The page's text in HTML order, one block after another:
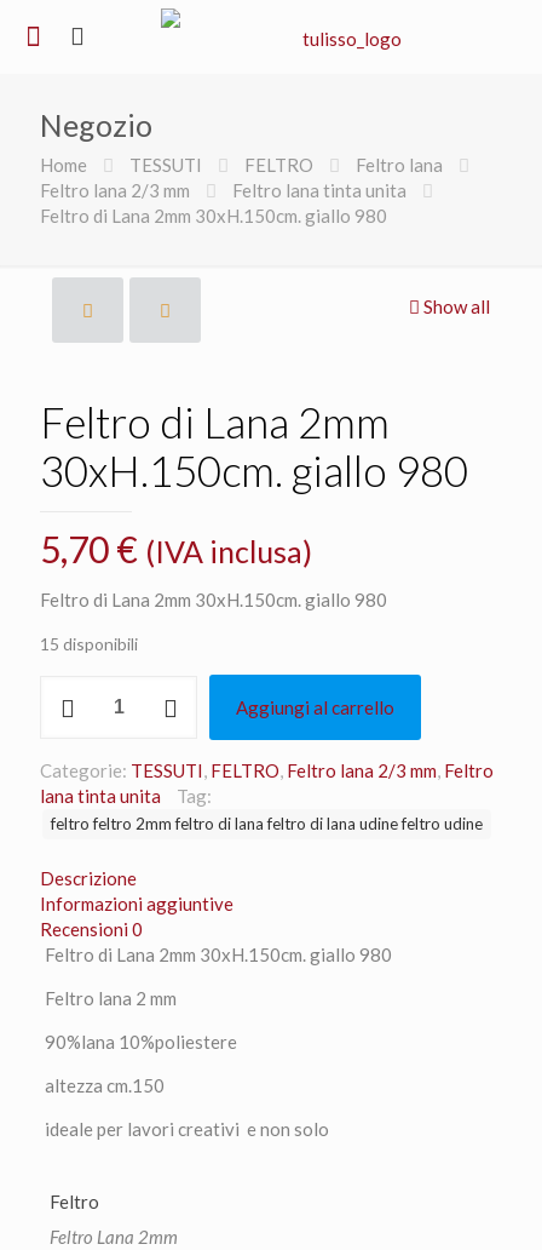
Negozio
Home TESSUTI FELTRO
Feltro lana
Feltro lana 2/3 mm
Feltro lana tinta unita
Feltro di Lana 2mm 30xH.150cm. giallo 980
Show all
Feltro di Lana 2mm
30xH.150cm. giallo 980
5,70€ (IVA inclusa)
Feltro di Lana 2mm 30xH.150cm. giallo 980
15 disponibili
2mm
30xH.150cm.
giallo
Aggiungi al carrello
Categorie: TESSUTI, FELTRO, Feltro lana 2/3 mm, Feltro
lana tinta unita
Tag:
feltro feltro 2mm feltro di lana feltro di lana udine feltro udine
Descrizione
Informazioni aggiuntive
Recensioni 0
Feltro di Lana 2mm 30xH.150cm. giallo 980
Feltro lana 2 mm
90%lana 10%poliestere
altezza cm.150
ideale per lavori creativi e non solo
Feltro
Feltro Lana 2mm